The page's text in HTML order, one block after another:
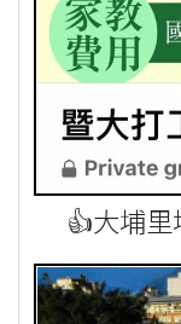
👍大埔